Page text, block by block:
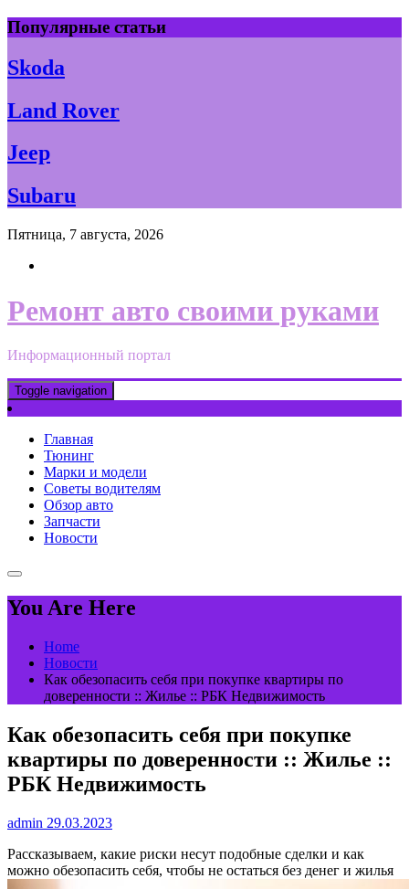
Skip
to
content
Популярные статьи
Skoda
Land Rover
Jeep
Subaru
Пятница, 7 августа, 2026
Ремонт авто своими руками
Информационный портал
Toggle navigation
Главная
Тюнинг
Марки и модели
Советы водителям
Обзор авто
Запчасти
Новости
You Are Here
Home
Новости
Как обезопасить себя при покупке квартиры по
доверенности :: Жилье :: РБК Недвижимость
Как обезопасить себя при покупке
квартиры по доверенности :: Жилье ::
РБК Недвижимость
admin 29.03.2023
Рассказываем, какие риски несут подобные сделки и как
можно обезопасить себя, чтобы не остаться без денег и жилья